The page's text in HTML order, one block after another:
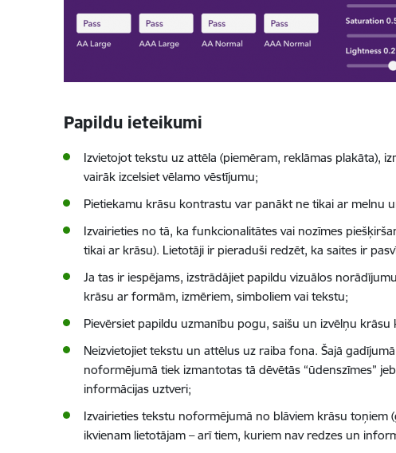
Papildu ieteikumi
Izvietojot tekstu uz attēla (piemēram, reklāmas plakāta),
vairāk izcelsiet vēlamo vēstījumu;
Pietiekamu krāsu kontrastu var panākt ne tikai ar melnu
Izvairieties no tā, ka funkcionalitātes vai nozīmes
tikai ar krāsu). Lietotāji ir pieraduši redzēt, ka saites ir
Ja tas ir iespējams, izstrādājiet papildu vizuālos
krāsu ar formām, izmēriem, simboliem vai tekstu;
Pievērsiet papildu uzmanību pogu, saišu un izvēlņu
Neizvietojiet tekstu un attēlus uz raiba fona. Šajā
noformējumā tiek izmantotas tā dēvētās “ūdenszīmes”
informācijas uztveri;
Izvairieties tekstu noformējumā no blāviem krāsu
ikvienam lietotājam – arī tiem, kuriem nav redzes un